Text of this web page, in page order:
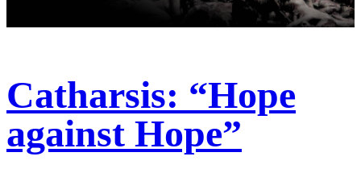
Catharsis: “Hope
against Hope”